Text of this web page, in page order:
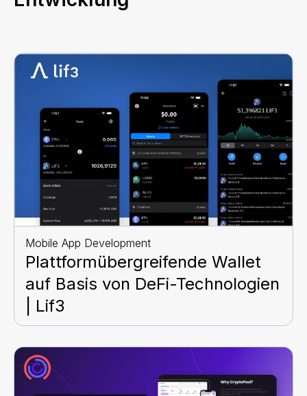
Mobile App Development
Plattformübergreifende Wallet
auf Basis von DeFi-Technologien
| Lif3